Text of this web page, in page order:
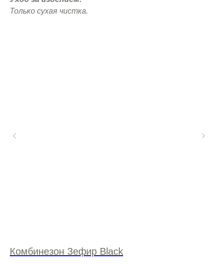
Только сухая чистка.
Комбинезон Зефир Black